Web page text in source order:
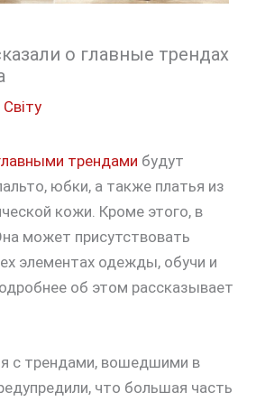
о главные трендах
трендами будут
юбки, а также платья из
кожи. Кроме этого, в
может присутствовать
элементах одежды, обучи и
об этом рассказывает
с трендами, вошедшими в
что большая часть